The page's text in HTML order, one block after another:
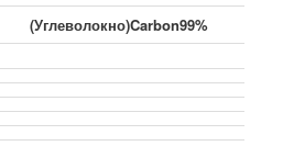
(Углеволокно)Carbon99%